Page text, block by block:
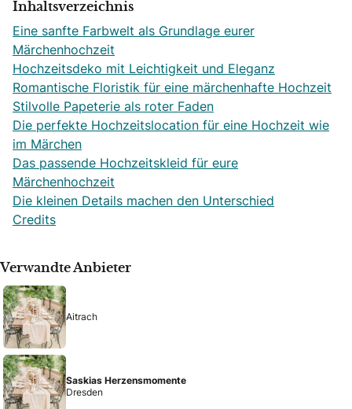
Inhaltsverzeichnis
Eine sanfte Farbwelt als Grundlage eurer
Märchenhochzeit
Hochzeitsdeko mit Leichtigkeit und Eleganz
Romantische Floristik für eine märchenhafte Hochzeit
Stilvolle Papeterie als roter Faden
Die perfekte Hochzeitslocation für eine Hochzeit wie
im Märchen
Das passende Hochzeitskleid für eure
Märchenhochzeit
Die kleinen Details machen den Unterschied
Credits
Verwandte Anbieter
Aitrach
Saskias Herzensmomente
Dresden